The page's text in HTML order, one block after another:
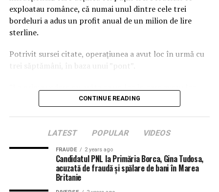
exploatau românce, că numai unul dintre cele trei
bordeluri a adus un profit anual de un milion de lire
sterline.
Potrivit sursei citate, operaţiunea a avut loc în urmă cu
trei săptămâni, în baza unui ”pont”.
infracţiuni şi o exploatare sexuală”, declară o specialistă
dinăuntru se aflau sub controlul unei grupări
infracţionale care deţinea cel puţin alte trei bordeluri în
care exploata românce.
CONTINUE READING
LATEST POPULAR VIDEOS
FRAUDE 2 years ago
Candidatul PNL la Primăria Borca, Gina Tudosa,
acuzată de fraudă și spălare de bani în Marea
Britanie